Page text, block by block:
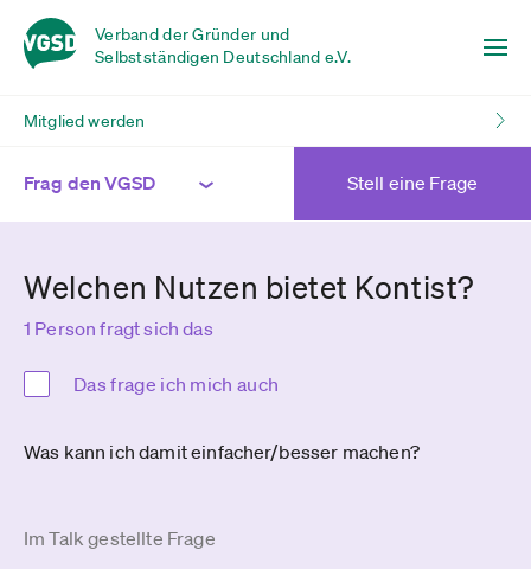
Verband der Gründer und
Selbstständigen Deutschland e.V.
Mitglied werden
Frag den VGSD Stell eine Frage
Welchen Nutzen bietet Kontist?
1 Person fragt sich das
Das frage ich mich auch
Was kann ich damit einfacher/besser machen?
Im Talk gestellte Frage